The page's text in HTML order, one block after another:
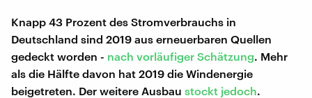
Knapp 43 Prozent des Stromverbrauchs in
Deutschland sind 2019 aus erneuerbaren Quellen
gedeckt worden - nach vorläufiger Schätzung. Mehr
als die Hälfte davon hat 2019 die Windenergie
beigetreten. Der weitere Ausbau stockt jedoch.